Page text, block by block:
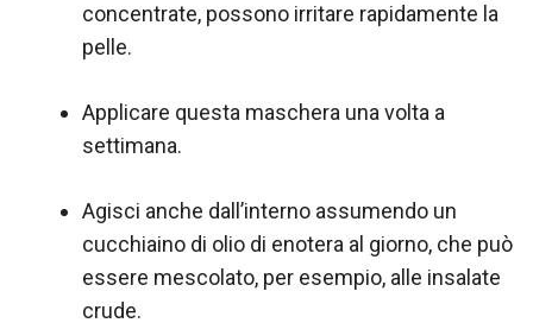
concentrate, possono irritare rapidamente la
pelle.
Applicare questa maschera una volta a
settimana.
Agisci anche dall’interno assumendo un
cucchiaino di olio di enotera al giorno, che può
essere mescolato, per esempio, alle insalate
crude.